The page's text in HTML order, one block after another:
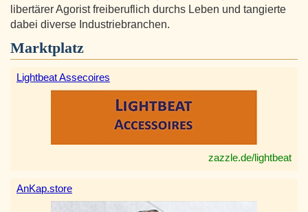
libertärer Agorist freiberuflich durchs Leben und tangierte
dabei diverse Industriebranchen.
Marktplatz
Lightbeat Assecoires
zazzle.de/lightbeat
AnKap.store